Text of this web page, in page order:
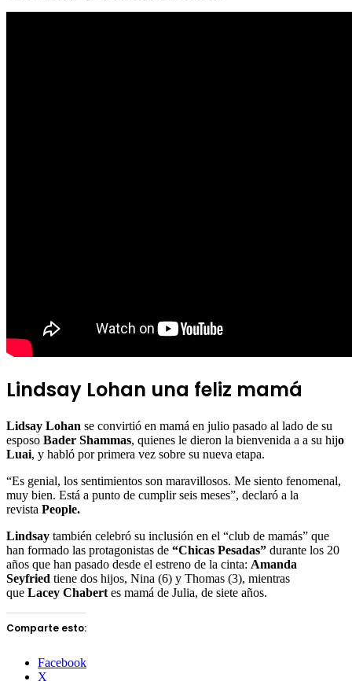
Lindsay Lohan una feliz mamá
Lidsay Lohan se convirtió en mamá en julio pasado al lado de su
esposo Bader Shammas, quienes le dieron la bienvenida a a su hijo
Luai, y habló por primera vez sobre su nueva etapa.
“Es genial, los sentimientos son maravillosos. Me siento fenomenal,
muy bien. Está a punto de cumplir seis meses”, declaró a la
revista People.
Lindsay también celebró su inclusión en el “club de mamás” que
han formado las protagonistas de “Chicas Pesadas” durante los 20
años que han pasado desde el estreno de la cinta: Amanda
Seyfried tiene dos hijos, Nina (6) y Thomas (3), mientras
que Lacey Chabert es mamá de Julia, de siete años.
Comparte esto:
Facebook
X